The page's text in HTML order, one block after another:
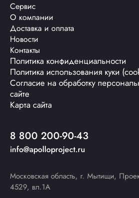
Сервис
О компании
Доставка и оплата
Новости
Контакты
Политика конфиденциальности
Политика использования куки
Согласие на обработку
сайте
Карта сайта
8 800 200-90-43
info@apolloproject.ru
Московская область, г. Мытищи,
4529, вл.1А